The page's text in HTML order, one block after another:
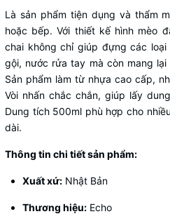
Là sản phẩm tiện dụng và thẩm
hoặc bếp. Với thiết kế hình mèo
chai không chỉ giúp đựng các
gội, nước rửa tay mà còn mang
Sản phẩm làm từ nhựa cao cấp,
Vòi nhấn chắc chắn, giúp lấy
Dung tích 500ml phù hợp cho
dài.
Thông tin chi tiết sản phẩm:
Xuất xứ: Nhật Bản
Thương hiệu: Echo